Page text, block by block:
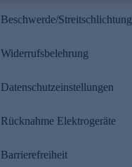
Beschwerde/Streitschlichtung
Widerrufsbelehrung
Datenschutzeinstellungen
Rücknahme Elektrogeräte
Barrierefreiheit